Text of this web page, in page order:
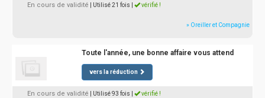
En cours de validité | Utilisé 21 fois vérifié !
» Oreiller et Compagnie
Toute l'année, une bonne affaire vous attend
vers la réduction
En cours de validité | Utilisé 93 fois vérifié !